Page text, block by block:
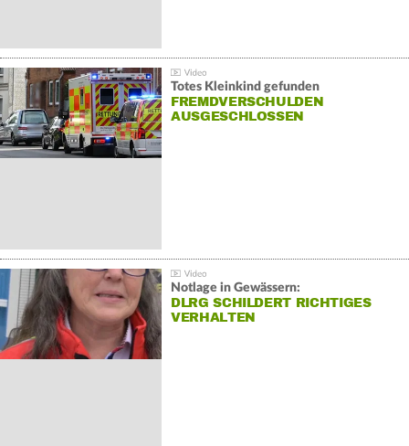
Totes Kleinkind gefunden
FREMDVERSCHULDEN
AUSGESCHLOSSEN
Notlage in Gewässern:
DLRG SCHILDERT RICHTIGES
VERHALTEN